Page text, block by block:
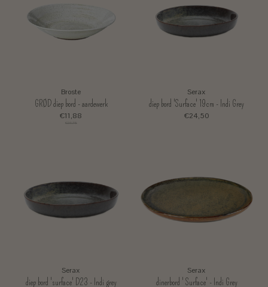
Broste
GRØD diep bord - aardewerk
€11,88
€23,75
Serax
diep bord 'Surface' 19cm - Indi Grey
€24,50
Serax
diep bord 'surface' D23 - Indi grey
Serax
dinerbord ' Surface' - Indi Grey